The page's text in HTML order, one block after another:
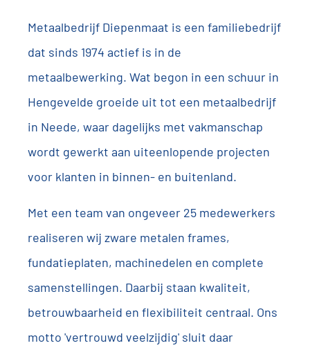
Metaalbedrijf Diepenmaat is een familiebedrijf
dat sinds 1974 actief is in de
metaalbewerking. Wat begon in een schuur in
Hengevelde groeide uit tot een metaalbedrijf
in Neede, waar dagelijks met vakmanschap
wordt gewerkt aan uiteenlopende projecten
voor klanten in binnen- en buitenland.
Met een team van ongeveer 25 medewerkers
realiseren wij zware metalen frames,
fundatieplaten, machinedelen en complete
samenstellingen. Daarbij staan kwaliteit,
betrouwbaarheid en flexibiliteit centraal. Ons
motto 'vertrouwd veelzijdig' sluit daar